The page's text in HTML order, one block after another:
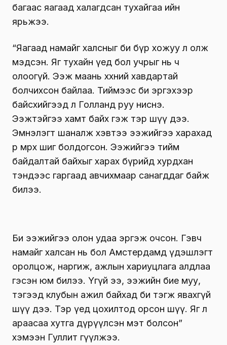
багаас яагаад халагдсан тухайгаа ийн
ярьжээ.
“Яагаад намайг халсныг би бүр хожуу л олж
мэдсэн. Яг тухайн үед бол учрыг нь ч
олоогүй. Ээж маань хөхний хавдартай
болчихсон байлаа. Тиймээс би эргэхээр
байсхийгээд л Голланд руу ниснэ.
Ээжтэйгээ хамт байх гэж тэр шүү дээ.
Эмнэлэгт шаналж хэвтээ ээжийгээ харахад
өр өмрөх шиг болдогсон. Ээжийгээ тийм
байдалтай байхыг харах бүрийд хурдхан
тэндээс гаргаад авчихмаар санагддаг байж
билээ.
Би ээжийгээ олон удаа эргэж очсон. Гэвч
намайг халсан нь бол Амстердамд үдэшлэгт
оролцож, наргиж, ажлын хариуцлага алдлаа
гэсэн юм билээ. Үгүй ээ, ээжийн бие муу,
тэгээд клубын ажил байхад би тэгж явахгүй
шүү дээ. Тэр үед цохилтод орсон шүү. Яг л
араасаа хутга дүрүүлсэн мэт болсон”
хэмээн Гуллит өгүүлжээ.